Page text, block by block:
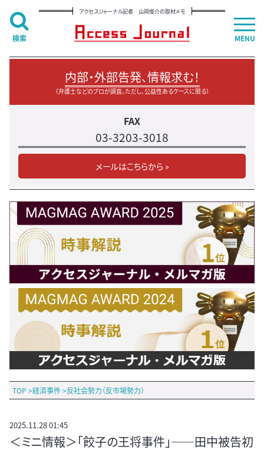
アクセスジャーナル記者 山岡俊介の取材メモ
内部・外部告発、情報求む！
（弁護士などのプロが調査。ただし、公益性あるケースに限る）
FAX
03-3203-3018
メールはこちらから »
TOP >経済事件>反社会勢力（反市場勢力）
2025.11.28 01:45
＜ミニ情報＞「餃子の王将事件」――田中被告初
MENU
検索